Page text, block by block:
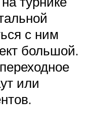
с ним
большой.
или